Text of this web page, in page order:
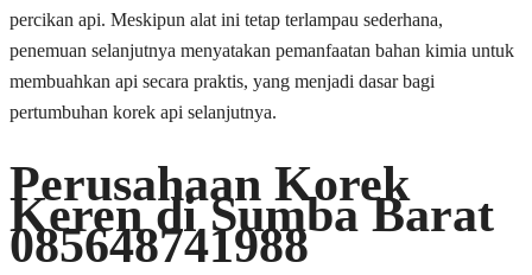
percikan api. Meskipun alat ini tetap terlampau sederhana,
penemuan selanjutnya menyatakan pemanfaatan bahan kimia untuk
membuahkan api secara praktis, yang menjadi dasar bagi
pertumbuhan korek api selanjutnya.
Perusahaan Korek
Keren di Sumba Barat
085648741988